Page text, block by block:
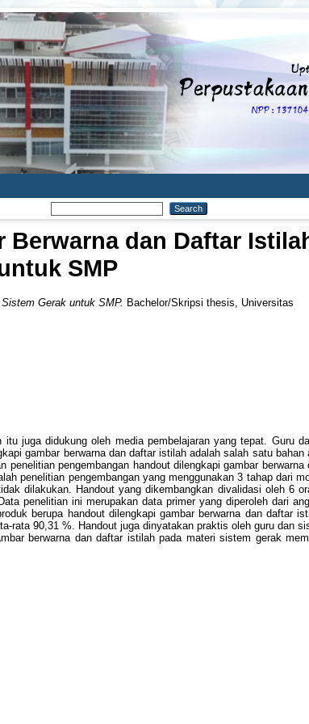
Berwarna dan Daftar
SMP
Gerak untuk SMP. Bachelor/Skripsi thesis, Universitas
juga didukung oleh media pembelajaran yang tepat. Guru
gambar berwarna dan daftar istilah adalah salah satu bahan
pengembangan handout dilengkapi gambar berwarna
penelitian pengembangan yang menggunakan 3 tahap dari
dilakukan. Handout yang dikembangkan divalidasi oleh 6
penelitian ini merupakan data primer yang diperoleh dari
berupa handout dilengkapi gambar berwarna dan daftar
rata 90,31 %. Handout juga dinyatakan praktis oleh guru dan
berwarna dan daftar istilah pada materi sistem gerak